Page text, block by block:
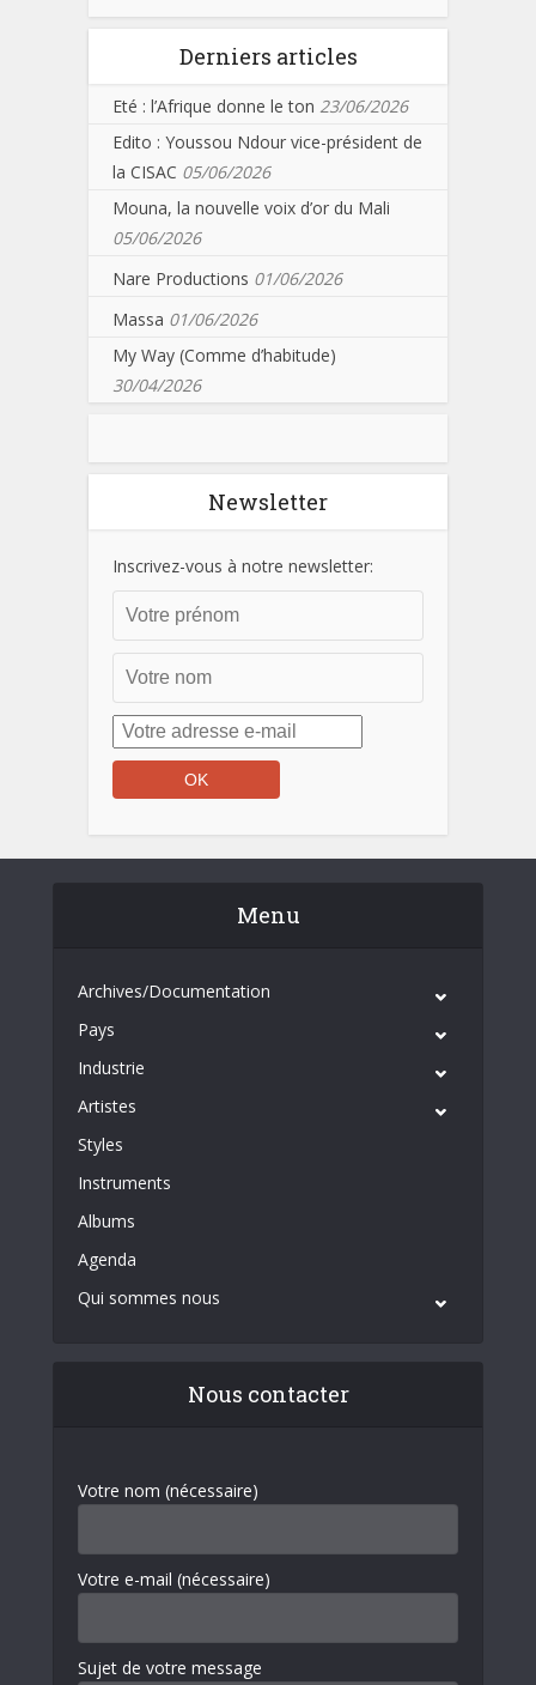
Derniers articles
Eté : l’Afrique donne le ton 23/06/2026
Edito : Youssou Ndour vice-président de
la CISAC 05/06/2026
Mouna, la nouvelle voix d’or du Mali
05/06/2026
Nare Productions 01/06/2026
Massa 01/06/2026
My Way (Comme d’habitude)
30/04/2026
Newsletter
Inscrivez-vous à notre newsletter:
Menu
Archives/Documentation
Pays
Industrie
Artistes
Styles
Instruments
Albums
Agenda
Qui sommes nous
Nous contacter
Votre nom (nécessaire)
Votre e-mail (nécessaire)
Sujet de votre message